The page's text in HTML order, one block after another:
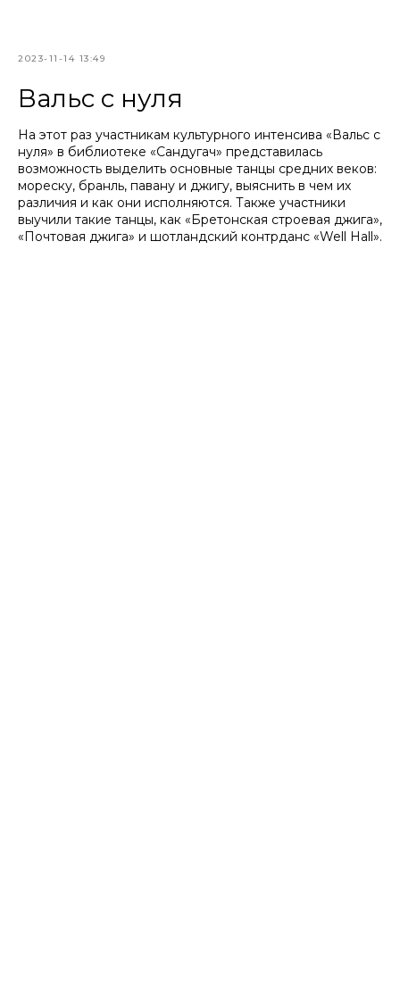
2023-11-14 13:49
Вальс с нуля
На этот раз участникам культурного интенсива «Вальс с
нуля» в библиотеке «Сандугач» представилась
возможность выделить основные танцы средних веков:
мореску, бранль, павану и джигу, выяснить в чем их
различия и как они исполняются. Также участники
выучили такие танцы, как «Бретонская строевая джига»,
«Почтовая джига» и шотландский контрданс «Well Hall».